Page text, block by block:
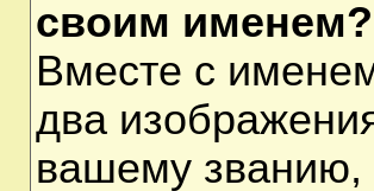
своим именем?
Вместе с
два
вашему званию,